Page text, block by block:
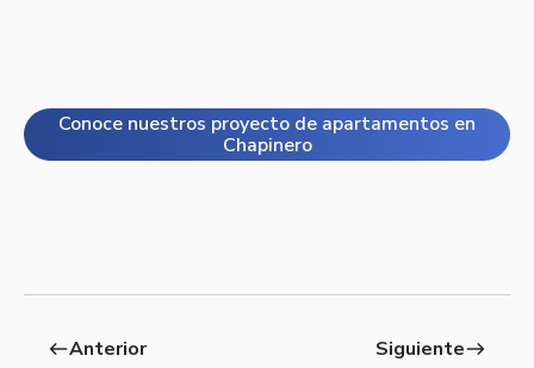
Conoce nuestros proyecto de apartamentos en
Chapinero
westAnterior Siguienteeast